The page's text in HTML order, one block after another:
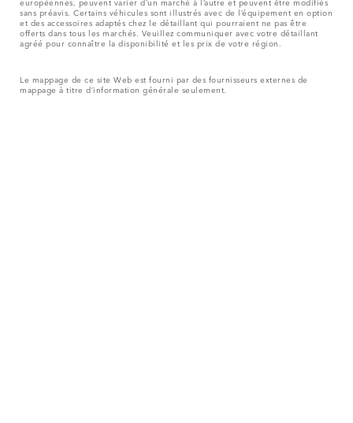
sans préavis. Certains véhicules sont illustrés avec de l’équipement en option
et des accessoires adaptés chez le détaillant qui pourraient ne pas être
offerts dans tous les marchés. Veuillez communiquer avec votre détaillant
agréé pour connaître la disponibilité et les prix de votre région.
Le mappage de ce site Web est fourni par des fournisseurs externes de
mappage à titre d’information générale seulement.